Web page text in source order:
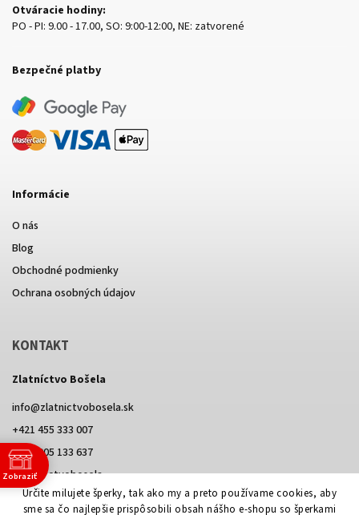
Určite milujete šperky, tak ako my a preto používame cookies, aby
sme sa čo najlepšie prispôsobili obsah nášho e-shopu so šperkami
Otváracie hodiny:
PO - PI: 9.00 - 17.00, SO: 9:00-12:00, NE: zatvorené
Bezpečné platby
Informácie
O nás
Blog
Obchodné podmienky
Ochrana osobných údajov
KONTAKT
Zlatníctvo Bošela
info@zlatnictvobosela.sk
+421 455 333 007
+421 905 133 637
@zlatnictvobosela
FacebookInstagram@zlatnictvobosela
Zobraziť